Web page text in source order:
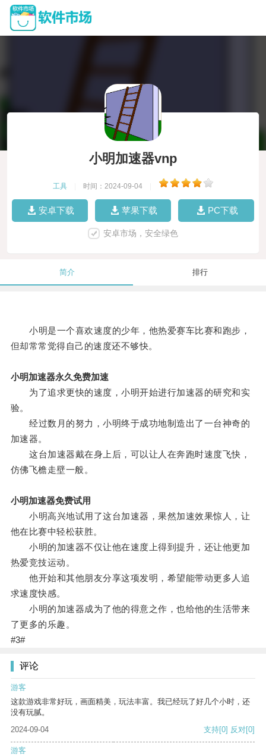
小明加速器vnp
工具 时间：2024-09-04
安卓下载 苹果下载 PC下载
安卓市场，安全绿色
简介 排行
小明是一个喜欢速度的少年，他热爱赛车比赛和跑步，
但却常常觉得自己的速度还不够快。
小明加速器永久免费加速
为了追求更快的速度，小明开始进行加速器的研究和实
验。
经过数月的努力，小明终于成功地制造出了一台神奇的
加速器。
这台加速器戴在身上后，可以让人在奔跑时速度飞快，
仿佛飞檐走壁一般。
小明加速器免费试用
小明高兴地试用了这台加速器，果然加速效果惊人，让
他在比赛中轻松获胜。
小明的加速器不仅让他在速度上得到提升，还让他更加
热爱竞技运动。
他开始和其他朋友分享这项发明，希望能带动更多人追
求速度快感。
小明的加速器成为了他的得意之作，也给他的生活带来
了更多的乐趣。
#3#
评论
游客
这款游戏非常好玩，画面精美，玩法丰富。我已经玩了好几个小时，还
没有玩腻。
2024-09-04
支持[0] 反对[0]
游客